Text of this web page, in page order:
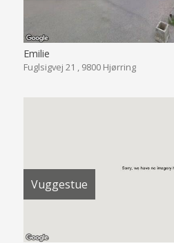
Emilie
Fuglsigvej 21 , 9800 Hjørring
Vuggestue